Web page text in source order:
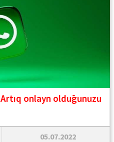
Artıq onlayn olduğunuzu
05.07.2022